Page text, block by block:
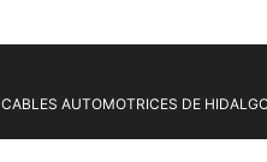
CABLES AUTOMOTRICES DE